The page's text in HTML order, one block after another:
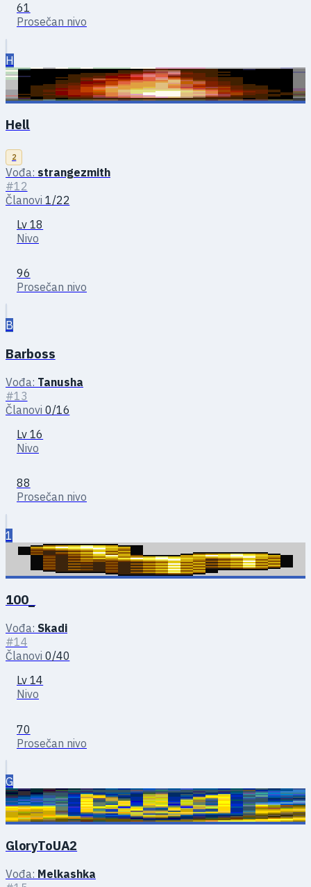
61
Prosečan nivo
H
Hell
2
Vođa: strangezmith
#12
Članovi 1/22
Lv 18
Nivo
96
Prosečan nivo
B
Barboss
Vođa: Tanusha
#13
Članovi 0/16
Lv 16
Nivo
88
Prosečan nivo
1
100_
Vođa: Skadi
#14
Članovi 0/40
Lv 14
Nivo
70
Prosečan nivo
G
GloryToUA2
Vođa: Melkashka